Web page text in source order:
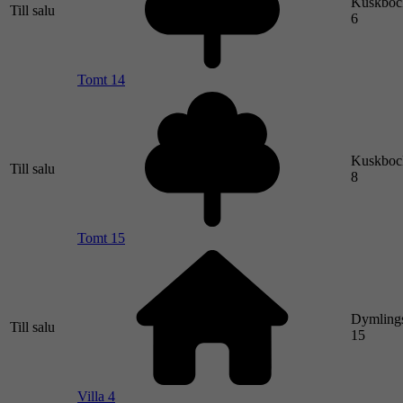
Till salu
Tomt 14
6
Till salu
Tomt 15
8
Till salu
Villa 4
15